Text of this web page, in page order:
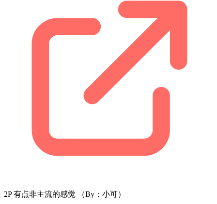
2P 有点非主流的感觉 （By：小可）